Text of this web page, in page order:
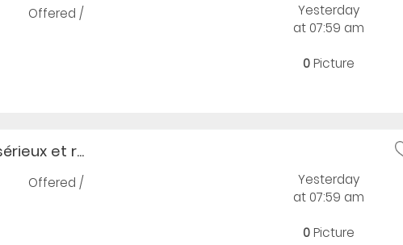
Offered /
Yesterday
at 07:59 am
0Picture
et r...
Offered /
Yesterday
at 07:59 am
0Picture